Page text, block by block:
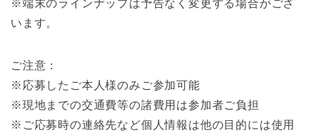
※端末のラインナップは予告なく変更する場合がござ
います。
ご注意：
※応募したご本人様のみご参加可能
※現地までの交通費等の諸費用は参加者ご負担
※ご応募時の連絡先など個人情報は他の目的には使用